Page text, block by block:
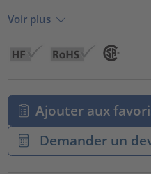
Voir plus
Ajouter aux
Demander un